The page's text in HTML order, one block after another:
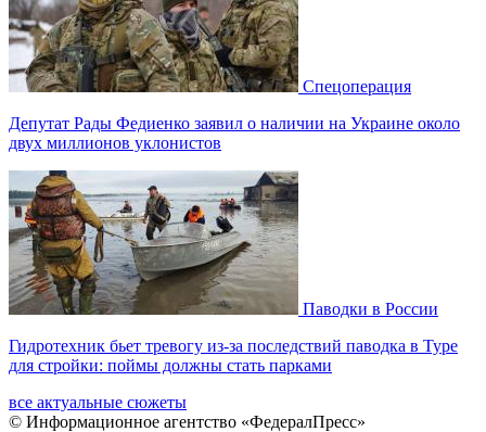
Спецоперация
Депутат Рады Федиенко заявил о наличии на Украине около
двух миллионов уклонистов
Паводки в России
Гидротехник бьет тревогу из-за последствий паводка в Туре
для стройки: поймы должны стать парками
все актуальные сюжеты
© Информационное агентство «ФедералПресс»